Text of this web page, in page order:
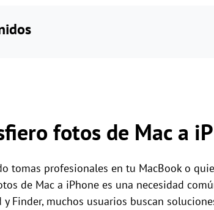
fotos de Mac a
tomas profesionales en tu MacBook o
de Mac a iPhone es una necesidad
Finder, muchos usuarios buscan